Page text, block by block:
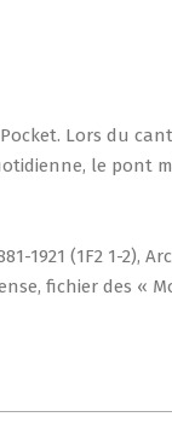
Lors du
le
1921 (1F2 1-2),
fichier des «